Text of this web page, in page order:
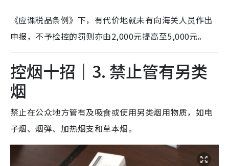
《应课税品条例》下，有代价地就未有向海关人员作出
申报，不予检控的罚则亦由2,000元提高至5,000元。
控烟十招｜3. 禁止管有另类
烟
禁止在公众地方管有及吸食或使用另类烟用物质，如电
子烟、烟弹、加热烟支和草本烟。